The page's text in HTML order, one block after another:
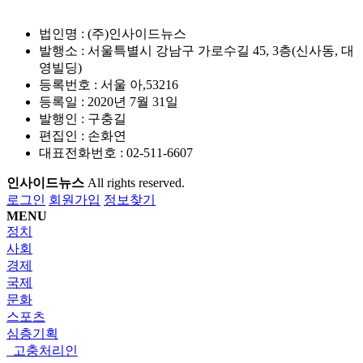
법인명 : (주)인사이드뉴스
발행소 : 서울특별시 강남구 가로수길 45, 3층(신사동, 대
영빌딩)
등록번호 : 서울 아,53216
등록일 : 2020년 7월 31일
발행인 : 구충길
편집인 : 손화연
대표전화번호 : 02-511-6607
인사이드뉴스 All rights reserved.
로그인 회원가입 정보찾기
MENU
정치
사회
경제
국제
문화
스포츠
심층기획
고충처리인